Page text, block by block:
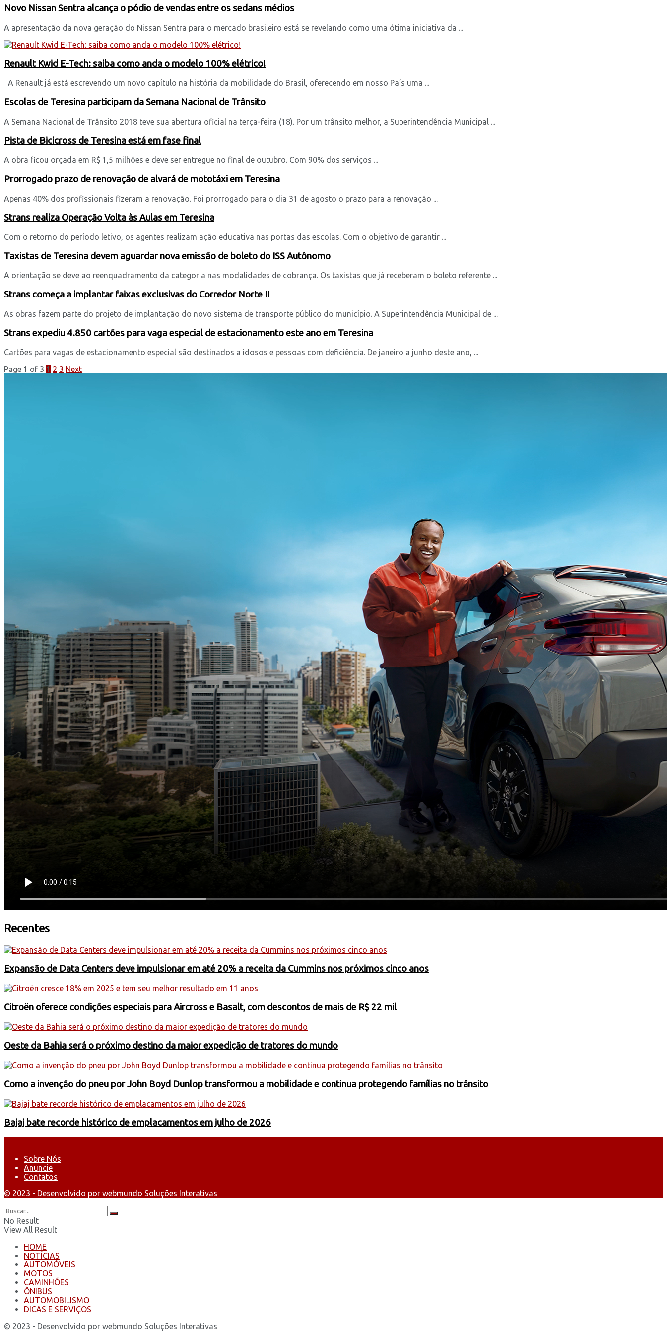
Novo Nissan Sentra alcança o pódio de vendas entre os sedans médios
A apresentação da nova geração do Nissan Sentra para o mercado brasileiro está se revelando como uma ótima iniciativa da ...
Renault Kwid E-Tech: saiba como anda o modelo 100% elétrico!
A Renault já está escrevendo um novo capítulo na história da mobilidade do Brasil, oferecendo em nosso País uma ...
Escolas de Teresina participam da Semana Nacional de Trânsito
A Semana Nacional de Trânsito 2018 teve sua abertura oficial na terça-feira (18). Por um trânsito melhor, a Superintendência Municipal ...
Pista de Bicicross de Teresina está em fase final
A obra ficou orçada em R$ 1,5 milhões e deve ser entregue no final de outubro. Com 90% dos serviços ...
Prorrogado prazo de renovação de alvará de mototáxi em Teresina
Apenas 40% dos profissionais fizeram a renovação. Foi prorrogado para o dia 31 de agosto o prazo para a renovação ...
Strans realiza Operação Volta às Aulas em Teresina
Com o retorno do período letivo, os agentes realizam ação educativa nas portas das escolas. Com o objetivo de garantir ...
Taxistas de Teresina devem aguardar nova emissão de boleto do ISS Autônomo
A orientação se deve ao reenquadramento da categoria nas modalidades de cobrança. Os taxistas que já receberam o boleto referente ...
Strans começa a implantar faixas exclusivas do Corredor Norte II
As obras fazem parte do projeto de implantação do novo sistema de transporte público do município. A Superintendência Municipal de ...
Strans expediu 4.850 cartões para vaga especial de estacionamento este ano em Teresina
Cartões para vagas de estacionamento especial são destinados a idosos e pessoas com deficiência. De janeiro a junho deste ano, ...
Page 1 of 3 1 2 3 Next
Recentes
Expansão de Data Centers deve impulsionar em até 20% a receita da Cummins nos próximos cinco anos
Citroën oferece condições especiais para Aircross e Basalt, com descontos de mais de R$ 22 mil
Oeste da Bahia será o próximo destino da maior expedição de tratores do mundo
Como a invenção do pneu por John Boyd Dunlop transformou a mobilidade e continua protegendo famílias no trânsito
Bajaj bate recorde histórico de emplacamentos em julho de 2026
Sobre Nós
Anuncie
Contatos
© 2023 - Desenvolvido por webmundo Soluções Interativas
No Result
View All Result
HOME
NOTÍCIAS
AUTOMÓVEIS
MOTOS
CAMINHÕES
ÔNIBUS
AUTOMOBILISMO
DICAS E SERVIÇOS
© 2023 - Desenvolvido por webmundo Soluções Interativas